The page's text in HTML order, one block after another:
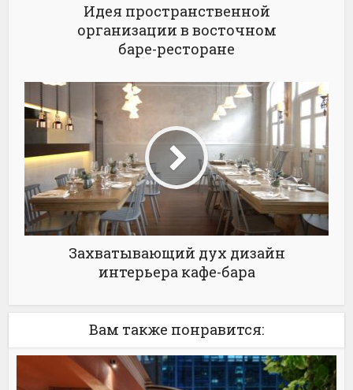
Идея пространственной
организации в восточном
баре-ресторане
Захватывающий дух дизайн
интерьера кафе-бара
Вам также понравится: